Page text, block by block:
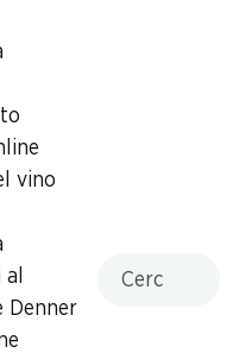
vino
Denner08:00 - 20:00